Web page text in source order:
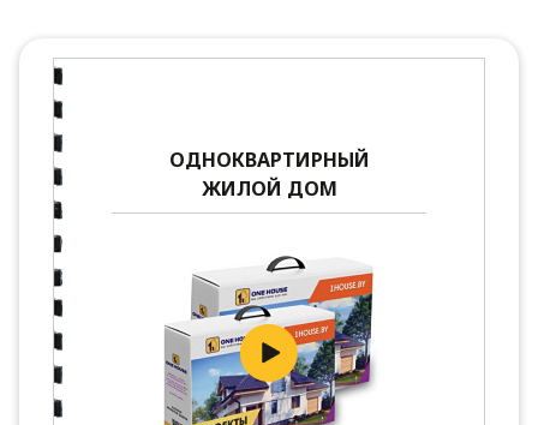
ОДНОКВАРТИРНЫЙ
ЖИЛОЙ ДОМ